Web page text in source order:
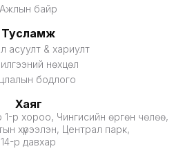
Ажлын байр
Тусламж
асуулт & хариулт
нөхцөл
бодлого
Хаяг
1-р хороо, Чингисийн өргөн чөлөө,
хүрээлэн, Централ парк,
14-р давхар